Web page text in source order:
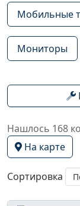
Мобильные
Мониторы
Нашлось 168
На карте
Сортировка